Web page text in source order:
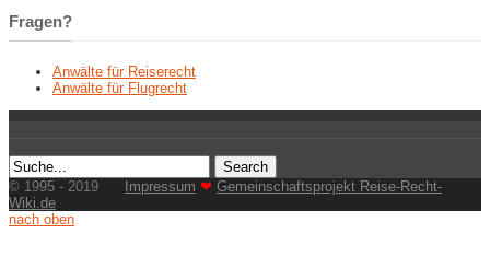
Fragen?
Anwälte für Reiserecht
Anwälte für Flugrecht
© 1995 - 2019 Impressum ❤ Gemeinschaftsprojekt Reise-Recht-
Wiki.de
nach oben